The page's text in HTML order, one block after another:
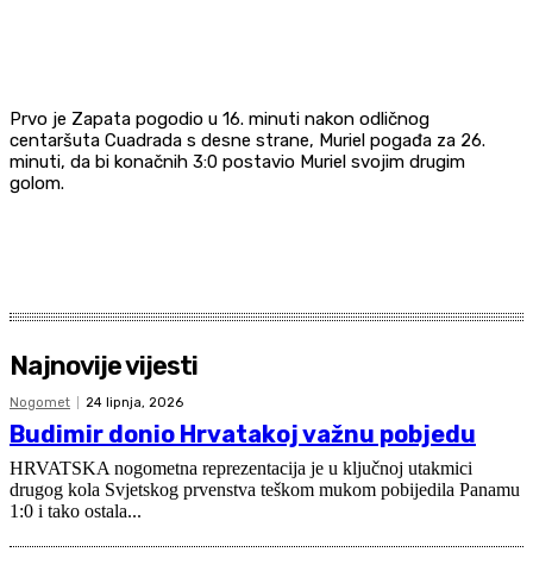
Prvo je Zapata pogodio u 16. minuti nakon odličnog
centaršuta Cuadrada s desne strane, Muriel pogađa za 26.
minuti, da bi konačnih 3:0 postavio Muriel svojim drugim
golom.
Najnovije vijesti
Nogomet 24 lipnja, 2026
Budimir donio Hrvatakoj važnu pobjedu
HRVATSKA nogometna reprezentacija je u ključnoj utakmici
drugog kola Svjetskog prvenstva teškom mukom pobijedila Panamu
1:0 i tako ostala...